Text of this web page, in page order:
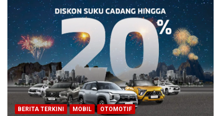
BERITA TERKINI MOBIL OTOMOTIF